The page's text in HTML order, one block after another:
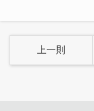
上一則